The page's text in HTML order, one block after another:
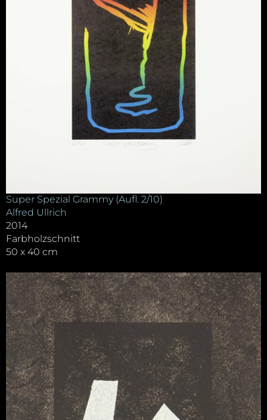
Super Spezial Grammy (Aufl. 2/10)
Alfred Ullrich
2014
Farbholzschnitt
50 x 40 cm